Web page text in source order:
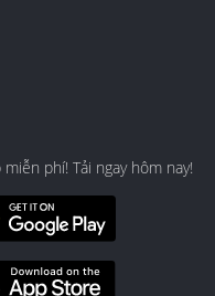
phí! Tải ngay hôm nay!